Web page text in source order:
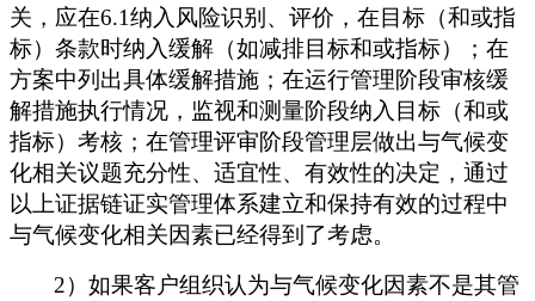
关，应在6.1纳入风险识别、评价，在目标（和或指
标）条款时纳入缓解（如减排目标和或指标）；在
方案中列出具体缓解措施；在运行管理阶段审核缓
解措施执行情况，监视和测量阶段纳入目标（和或
指标）考核；在管理评审阶段管理层做出与气候变
化相关议题充分性、适宜性、有效性的决定，通过
以上证据链证实管理体系建立和保持有效的过程中
与气候变化相关因素已经得到了考虑。
2）如果客户组织认为与气候变化因素不是其管